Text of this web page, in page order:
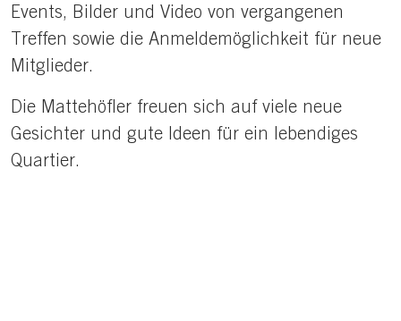
Events, Bilder und Video von vergangenen
Treffen sowie die Anmeldemöglichkeit für neue
Mitglieder.
Die Mattehöfler freuen sich auf viele neue
Gesichter und gute Ideen für ein lebendiges
Quartier.